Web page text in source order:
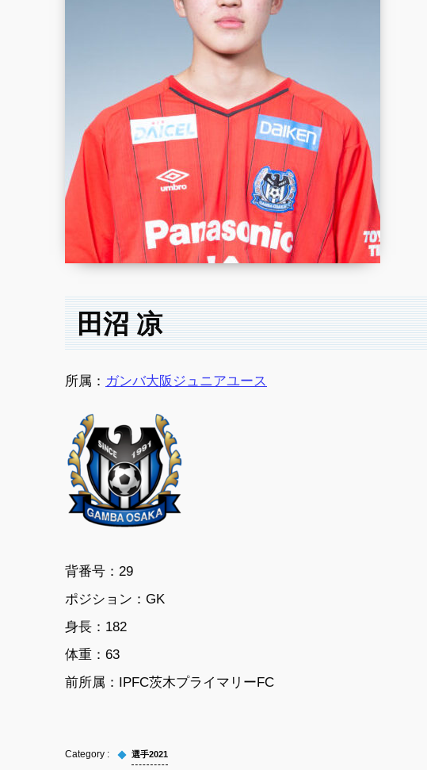
田沼 凉
所属： ガンバ大阪ジュニアユース
背番号：29
ポジション：GK
身長：182
体重：63
前所属：IPFC茨木プライマリーFC
選手2021